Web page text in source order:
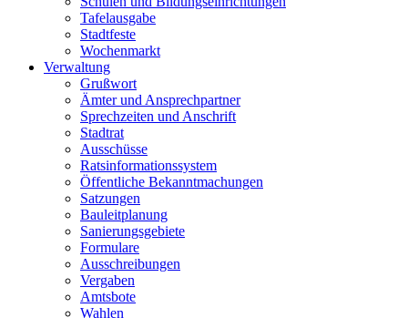
Tafelausgabe
Stadtfeste
Wochenmarkt
Verwaltung
Grußwort
Ämter und Ansprechpartner
Sprechzeiten und Anschrift
Stadtrat
Ausschüsse
Ratsinformationssystem
Öffentliche Bekanntmachungen
Satzungen
Bauleitplanung
Sanierungsgebiete
Formulare
Ausschreibungen
Vergaben
Amtsbote
Wahlen